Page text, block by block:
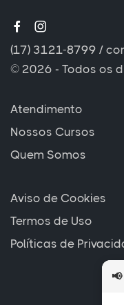
(17) 3121-8799 /
© 2026 - Todos os
Atendimento
Nossos Cursos
Quem Somos
Aviso de Cookies
Termos de Uso
Políticas de
📢